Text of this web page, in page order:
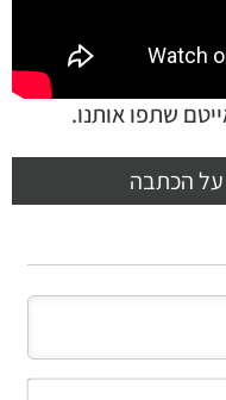
שתפו אותנו.
הכתבה